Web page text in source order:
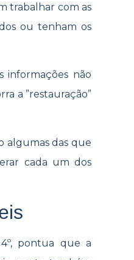
trabalhar com as
ou tenham os
informações não
a ”restauração”
algumas das que
cada um dos
pontua que a